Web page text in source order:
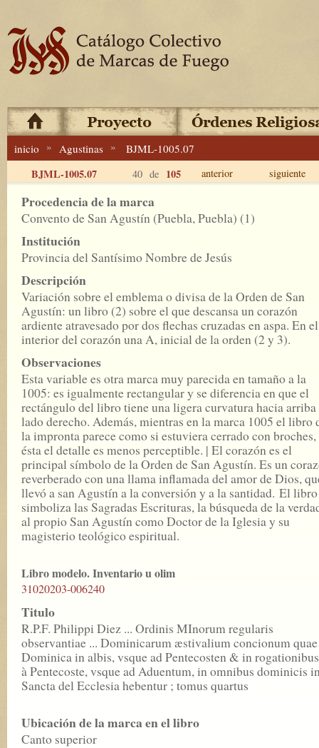
inicio » Agustinas » BJML-1005.07
BJML-1005.07 40 de 105 anterior siguiente
Procedencia de la marca
Convento de San Agustín (Puebla, Puebla) (1)
Institución
Provincia del Santísimo Nombre de Jesús
Descripción
Variación sobre el emblema o divisa de la Orden de San
Agustín: un libro (2) sobre el que descansa un corazón
ardiente atravesado por dos flechas cruzadas en aspa. En el
interior del corazón una A, inicial de la orden (2 y 3).
Observaciones
Esta variable es otra marca muy parecida en tamaño a la
1005: es igualmente rectangular y se diferencia en que el
rectángulo del libro tiene una ligera curvatura hacia
lado derecho. Además, mientras en la marca 1005 el libro
la impronta parece como si estuviera cerrado con broches,
ésta el detalle es menos perceptible. | El corazón es el
principal símbolo de la Orden de San Agustín. Es un
reverberado con una llama inflamada del amor de Dios,
llevó a san Agustín a la conversión y a la santidad. El libro
simboliza las Sagradas Escrituras, la búsqueda de la
al propio San Agustín como Doctor de la Iglesia y su
magisterio teológico espiritual.
Libro modelo. Inventario u olim
31020203-006240
Titulo
R.P.F. Philippi Diez ... Ordinis MInorum regularis
observantiae ... Dominicarum æstivalium concionum
Dominica in albis, vsque ad Pentecosten & in
à Pentecoste, vsque ad Aduentum, in omnibus dominicis
Sancta del Ecclesia hebentur ; tomus quartus
Ubicación de la marca en el libro
Canto superior